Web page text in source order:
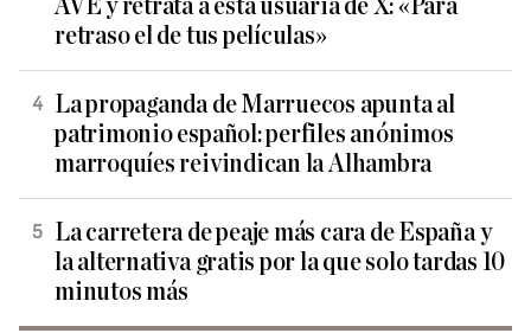
AVE y retrata a esta usuaria de X: «Para
retraso el de tus películas»
La propaganda de Marruecos apunta al
patrimonio español: perfiles anónimos
marroquíes reivindican la Alhambra
La carretera de peaje más cara de España y
la alternativa gratis por la que solo tardas 10
minutos más